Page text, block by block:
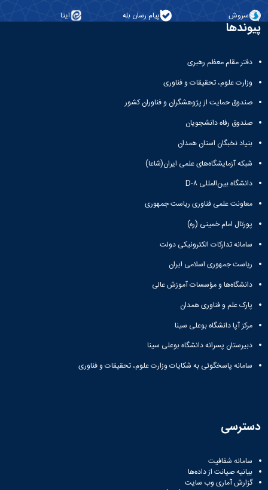
سروش پیام رسان بله ایتا
پیوندها
دفتر مقام معظم رهبری
وزارت علوم، تحقیقات و فناوری
صندوق حمایت از پژوهشگران و فناوران کشور
صندوق رفاه دانشجویان
بنیاد نخبگان استان همدان
شبکه آزمایشگاه‌های علمی ایران(شاعا)
دانشگاه بین‌المللی D-۸
معاونت علمی فناوری ریاست جمهوری
پورتال امام خمینی (ره)
سامانه تدارکات الکترونیکی دولت
ریاست جمهوری اسلامی ایران
دانشگاه‌ها و مؤسسات آموزش عالی
پارک علم و فناوری همدان
مرکز آپا دانشگاه بوعلی سینا
دبیرستان پسرانه دانشگاه بوعلی سینا
سامانه پاسخگوئی به شکایات وزارت علوم، تحقیقات و فناوری
دسترسی
سامانه شفافیت
بیانیه صیانت از داده‌ها
گزارش آماری وب‌ سایت